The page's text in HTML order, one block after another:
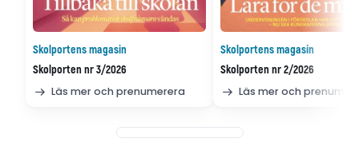
Skolportens magasin
Skolporten nr 3/2026
Läs mer och prenumerera
Skolportens magasin
Skolporten nr 2/2026
Läs mer och